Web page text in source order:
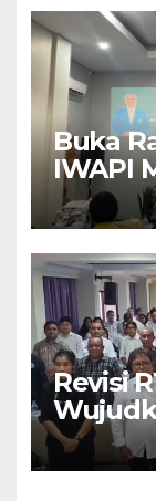
Buka
IWAPI
Revisi
Kata